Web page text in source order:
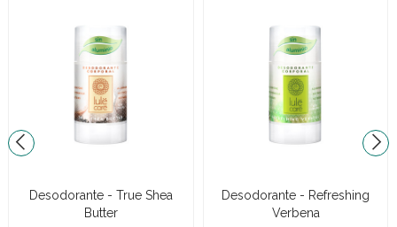
Desodorante - True Shea
Butter
Desodorante - Refreshing
Verbena